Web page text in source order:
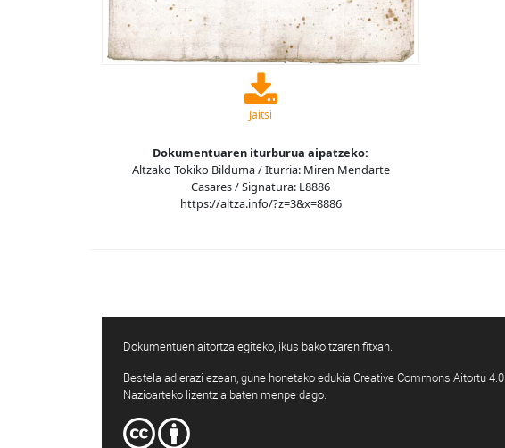
Jaitsi
Dokumentuaren iturburua aipatzeko:
Altzako Tokiko Bilduma / Iturria: Miren Mendarte
Casares / Signatura: L8886
https://altza.info/?z=3&x=8886
Dokumentuen aitortza egiteko, ikus bakoitzaren fitxan.
Bestela adierazi ezean, gune honetako edukia Creative Commons Aitortu 4.0
Nazioarteko lizentzia baten menpe dago.